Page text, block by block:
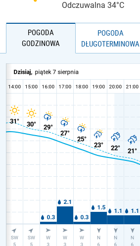
Odczuwalna 34°C
POGODA
GODZINOWA
POGODA
DŁUGOTERMINOWA